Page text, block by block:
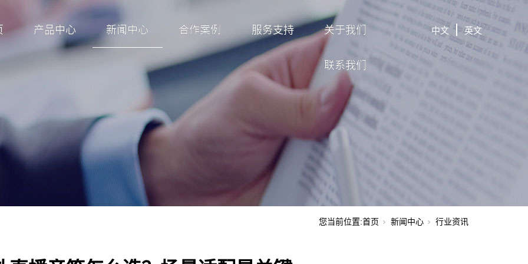
产品中心 新闻中心 合作案例 服务支持 关于我们
联系我们
中文 英文
您当前位置:首页 新闻中心 行业资讯